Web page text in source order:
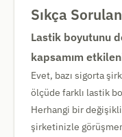
Sıkça
Lastik boyutunu
kapsamım
Evet, bazı sigorta
ölçüde farklı lastik
Herhangi bir
şirketinizle